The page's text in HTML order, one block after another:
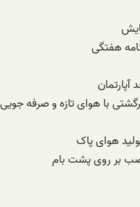
هفتگی
با هوای تازه و صرفه جویی
هوای پاک
بر روی پشت بام